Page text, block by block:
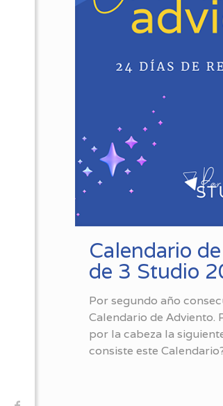
Calendario
de 3 Studio
Por segundo año
Calendario de Adviento.
por la cabeza la
consiste este